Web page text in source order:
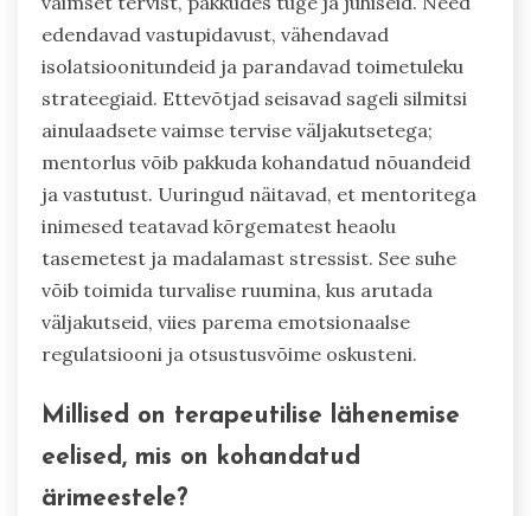
Kuidas võivad coaching või mentorlus
vaimset tervist konkreetselt toetada?
Coaching ja mentorlus võivad oluliselt parandada
vaimset tervist, pakkudes tuge ja juhiseid. Need
edendavad vastupidavust, vähendavad
isolatsioonitundeid ja parandavad toimetuleku
strateegiaid. Ettevõtjad seisavad sageli silmitsi
ainulaadsete vaimse tervise väljakutsetega;
ja vastutust. Uuringud näitavad, et mentoritega
inimesed teatavad kõrgematest heaolu
tasemetest ja madalamast stressist. See suhe
võib toimida turvalise ruumina, kus arutada